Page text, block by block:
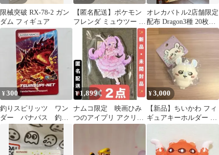
限械突破 RX-78-2 ガン
ダム フィギュア
【匿名配送】ポケモン
フレンダ ミュウツー ス
ーパートレジャー
オレカバトル2店舗限定
配布 Dragon3種 20枚セ
ット
¥300
釣りスピリッツ ワン
ダー バナパス 釣り
スピ バンダイナムコ
パスポート ゲーム
¥1,899
ナムコ限定 映画ひみ
つのアイプリ アクリル
スタンド 青空ひまり×2
¥3,000
【新品】ちいかわ フィ
ギュアキーホルダー モ